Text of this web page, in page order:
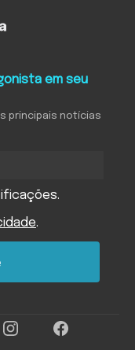
em seu
principais notícias
.